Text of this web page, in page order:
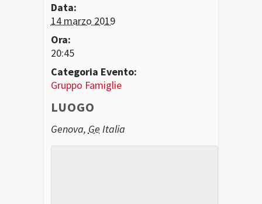
Data:
14 marzo 2019
Ora:
20:45
Categoria Evento:
Gruppo Famiglie
LUOGO
Genova, Ge Italia